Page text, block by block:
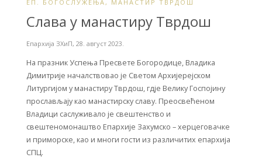
ЕП. БОГОСЛУЖЕЊА , МАНАСТИР ТВРДОШ
Слава у манастиру Тврдош
Епархија ЗХиП, 28. август 2023.
На празник Успења Пресвете Богородице, Владика
Димитрије началствовао је Светом Архијерејском
Литургијом у манастиру Тврдош, гдје Велику Госпојину
прослављају као манастирску славу. Преосвећеном
Владици саслуживало је свештенство и
свештеномонаштво Епархије Захумско – херцеговачке
и приморске, као и многи гости из различитих епархија
СПЦ.